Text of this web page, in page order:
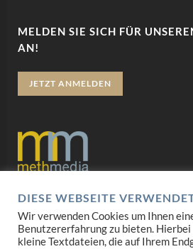
MELDEN SIE SICH FÜR
AN!
JETZT ANMELDEN
Datenschutz
Impressum
DIESE WEBSEITE
Wir verwenden Cookies um Ihnen
Benutzererfahrung zu bieten. Hierbei
kleine Textdateien, die auf Ihrem